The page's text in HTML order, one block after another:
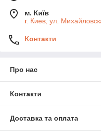
м. Київ
г. Киев, ул.
Контакти
Про нас
Контакти
Доставка та оплата